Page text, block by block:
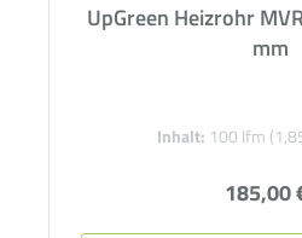
UpGreen Heizrohr
mm
Inhalt: 100 lfm
185,00